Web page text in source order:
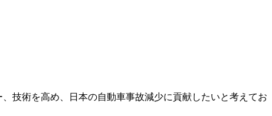
技術を高め、日本の自動車事故減少に貢献したいと考えてお